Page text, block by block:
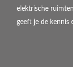
elektrische
geeft je de kennis